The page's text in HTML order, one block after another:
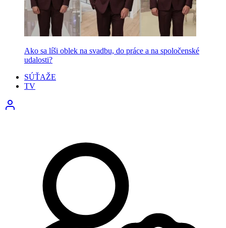
Ako sa líši oblek na svadbu, do práce a na spoločenské
udalosti?
SÚŤAŽE
TV